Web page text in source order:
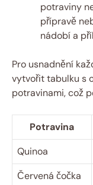
potraviny
přípravě
nádobí a
Pro usnadnění
vytvořit tabulku s
potravinami, což
Potravina
Quinoa
Červená čočka